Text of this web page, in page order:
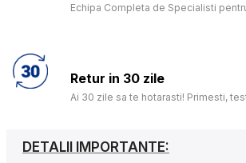
Echipa Completa de Specialisti
Retur in 30 zile
Ai 30 zile sa te hotarasti! Primesti,
DETALII IMPORTANTE: